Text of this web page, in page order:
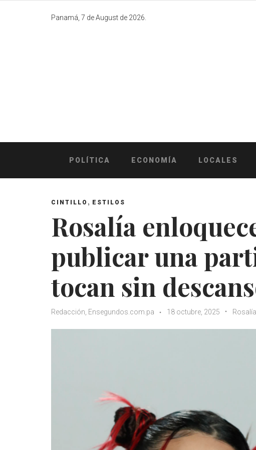
Panamá, 7 de August de 2026.
POLÍTICA ECONOMÍA LOCALES
CINTILLO , ESTILOS
Rosalía
publicar una
tocan sin
Redacción, Ensegundos.com.pa 18 octubre, 2025 Rosalía